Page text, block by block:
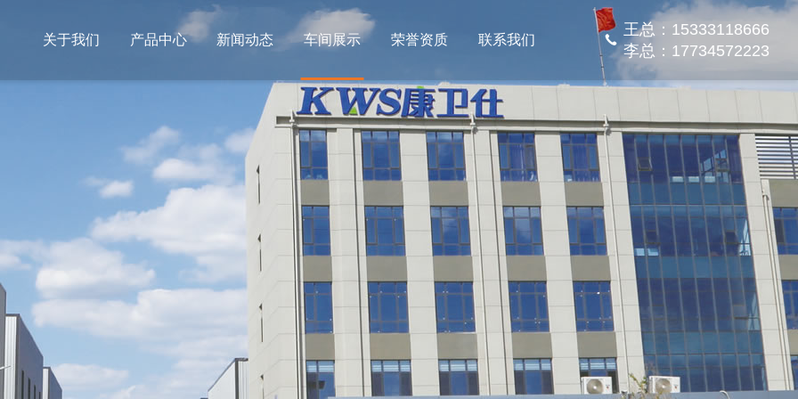
关于我们 产品中心 新闻动态 车间展示 荣誉资质 联系我们
王总：15333118666
李总：17734572223